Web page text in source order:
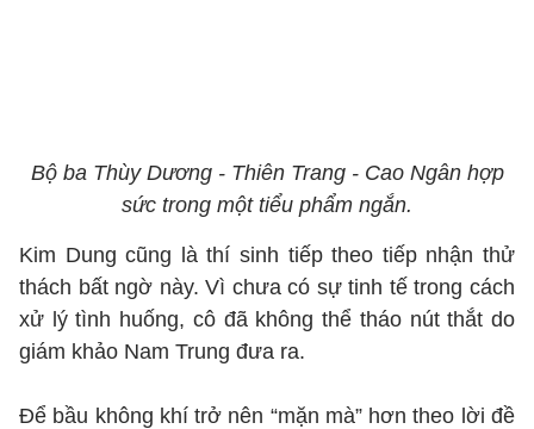
Bộ ba Thùy Dương - Thiên Trang - Cao Ngân hợp
sức trong một tiểu phẩm ngắn.
Kim Dung cũng là thí sinh tiếp theo tiếp nhận thử
thách bất ngờ này. Vì chưa có sự tinh tế trong cách
xử lý tình huống, cô đã không thể tháo nút thắt do
giám khảo Nam Trung đưa ra.
Để bầu không khí trở nên “mặn mà” hơn theo lời đề